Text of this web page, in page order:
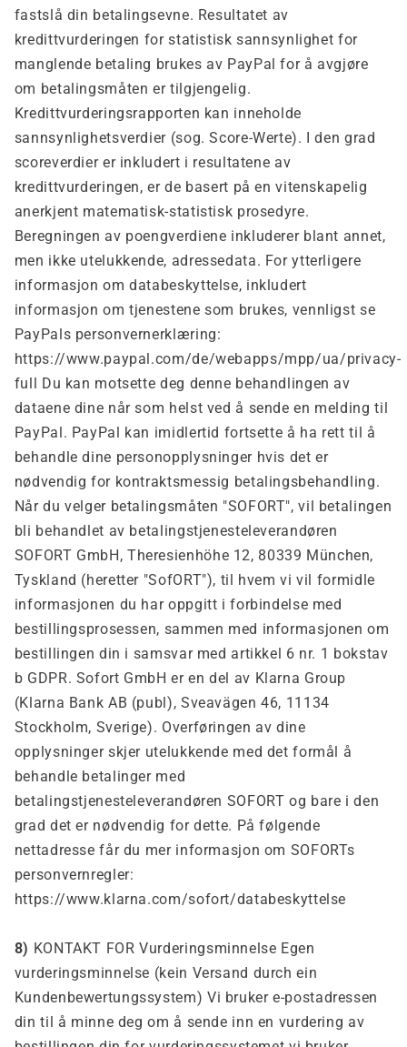
fastslå din betalingsevne. Resultatet av
kredittvurderingen for statistisk sannsynlighet for
manglende betaling brukes av PayPal for å avgjøre
om betalingsmåten er tilgjengelig.
Kredittvurderingsrapporten kan inneholde
sannsynlighetsverdier (sog. Score-Werte). I den grad
scoreverdier er inkludert i resultatene av
kredittvurderingen, er de basert på en vitenskapelig
anerkjent matematisk-statistisk prosedyre.
Beregningen av poengverdiene inkluderer blant annet,
men ikke utelukkende, adressedata. For ytterligere
informasjon om databeskyttelse, inkludert
informasjon om tjenestene som brukes, vennligst se
PayPals personvernerklæring:
https://www.paypal.com/de/webapps/mpp/ua/privacy-
full Du kan motsette deg denne behandlingen av
dataene dine når som helst ved å sende en melding til
PayPal. PayPal kan imidlertid fortsette å ha rett til å
behandle dine personopplysninger hvis det er
nødvendig for kontraktsmessig betalingsbehandling.
Når du velger betalingsmåten "SOFORT", vil betalingen
bli behandlet av betalingstjenesteleverandøren
SOFORT GmbH, Theresienhöhe 12, 80339 München,
Tyskland (heretter "SofORT"), til hvem vi vil formidle
informasjonen du har oppgitt i forbindelse med
bestillingsprosessen, sammen med informasjonen om
bestillingen din i samsvar med artikkel 6 nr. 1 bokstav
b GDPR. Sofort GmbH er en del av Klarna Group
(Klarna Bank AB (publ), Sveavägen 46, 11134
Stockholm, Sverige). Overføringen av dine
opplysninger skjer utelukkende med det formål å
behandle betalinger med
betalingstjenesteleverandøren SOFORT og bare i den
grad det er nødvendig for dette. På følgende
nettadresse får du mer informasjon om SOFORTs
personvernregler:
https://www.klarna.com/sofort/databeskyttelse
8) KONTAKT FOR Vurderingsminnelse Egen
vurderingsminnelse (kein Versand durch ein
Kundenbewertungssystem) Vi bruker e-postadressen
din til å minne deg om å sende inn en vurdering av